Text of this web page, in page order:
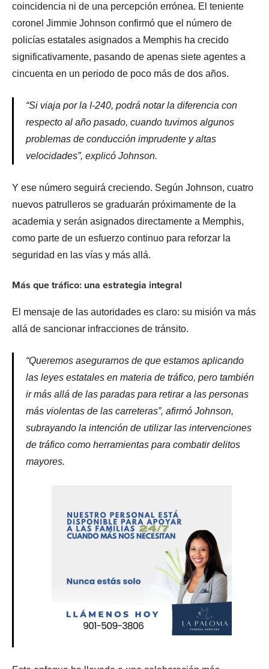
coincidencia ni de una percepción errónea. El teniente
coronel Jimmie Johnson confirmó que el número de
policías estatales asignados a Memphis ha crecido
significativamente, pasando de apenas siete agentes a
cincuenta en un periodo de poco más de dos años.
“Si viaja por la I-240, podrá notar la diferencia con
respecto al año pasado, cuando tuvimos algunos
problemas de conducción imprudente y altas
velocidades”, explicó Johnson.
Y ese número seguirá creciendo. Según Johnson, cuatro
nuevos patrulleros se graduarán próximamente de la
academia y serán asignados directamente a Memphis,
como parte de un esfuerzo continuo para reforzar la
seguridad en las vías y más allá.
Más que tráfico: una estrategia integral
El mensaje de las autoridades es claro: su misión va más
allá de sancionar infracciones de tránsito.
“Queremos asegurarnos de que estamos aplicando
las leyes estatales en materia de tráfico, pero también
ir más allá de las paradas para retirar a las personas
más violentas de las carreteras”, afirmó Johnson,
subrayando la intención de utilizar las intervenciones
de tráfico como herramientas para combatir delitos
mayores.